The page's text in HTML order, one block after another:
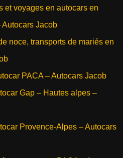
et voyages en autocars en
Autocars Jacob
noce, transports de mariés en
PACA – Autocars Jacob
Gap – Hautes alpes –
Provence-Alpes – Autocars